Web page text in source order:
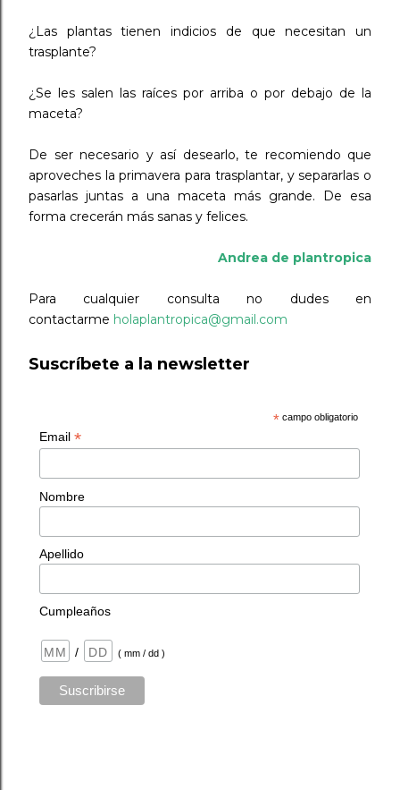
¿Las plantas tienen indicios de que necesitan un
trasplante?
¿Se les salen las raíces por arriba o por debajo de la
maceta?
De ser necesario y así desearlo, te recomiendo que
aproveches la primavera para trasplantar, y separarlas o
pasarlas juntas a una maceta más grande. De esa
forma crecerán más sanas y felices.
Andrea de plantropica
Para cualquier consulta no dudes en
contactarme holaplantropica@gmail.com
Suscríbete a la newsletter
* campo obligatorio
Email *
Nombre
Apellido
Cumpleaños
/ ( mm / dd )